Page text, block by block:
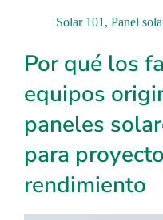
Solar 101 , Panel
Por qué los
equipos
paneles
para
rendimiento